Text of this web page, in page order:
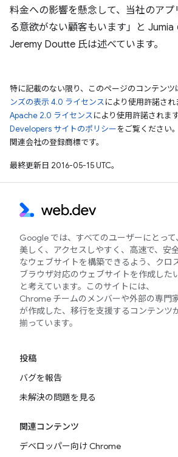
料金への影響を懸念して、当社のア
る意欲がない顧客もいます」と Jumia
Jeremy Doutte 氏は述べています。
特に記載のない限り、このページのコンテンツ
ンズの表示 4.0 ライセンスにより使用許諾さ
Apache 2.0 ライセンスにより使用許諾されま
Developers サイトのポリシーをご覧ください
関連会社の登録商標です。
最終更新日 2016-05-15 UTC。
Google では、すべてのユーザーにとって、
美しく、アクセスしやすく、高速で、安
なウェブサイトを構築できるよう、クロ
ブラウザ対応のウェブサイトを作成した
と考えています。このサイトには、
Chrome チームのメンバーや外部の専門
が作成した、移行を支援するコンテンツ
揃っています。
投稿
バグを報告
未解決の問題を見る
関連コンテンツ
デベロッパー向け Chrome